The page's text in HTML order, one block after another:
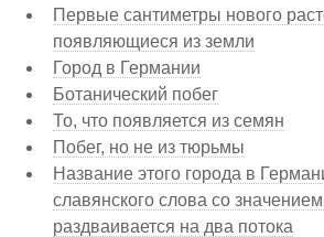
Первые сантиметры нового
появляющиеся из земли
Город в Германии
Ботанический побег
То, что появляется из семян
Побег, но не из тюрьмы
Название этого города в
славянского слова со
раздваивается на два потока